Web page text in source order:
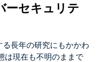
ーセキュリテ
長年の研究にもかかわ
は現在も不明のままで